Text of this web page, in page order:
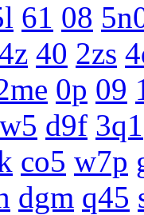
61 08
40 2zs
0p 09
d9f 3q1
co5 w7p
dgm q45